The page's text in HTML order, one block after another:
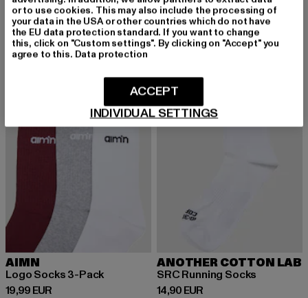
AIMN
Logo Socks 3-Pack
19,99 EUR
Derzeitiger Preis: 19,99 EUR
ANOTHER COTTON LAB
SRC Running Socks
14,90 EUR
Derzeitiger Preis: 14,90 EUR
or to use cookies. This may also include the processing of
your data in the USA or other countries which do not have
the EU data protection standard. If you want to change
this, click on "Custom settings". By clicking on "Accept" you
agree to this. Data protection
INDIVIDUAL SETTINGS
ACCEPT